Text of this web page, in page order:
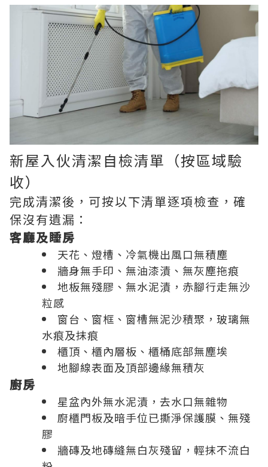
新屋入伙清潔自檢清單（按區域驗
收）
完成清潔後，可按以下清單逐項檢查，確
保沒有遺漏：
客廳及睡房
天花、燈槽、冷氣機出風口無積塵
牆身無手印、無油漆漬、無灰塵拖痕
地板無殘膠、無水泥漬，赤腳行走無沙
粒感
窗台、窗框、窗槽無泥沙積聚，玻璃無
水痕及抹痕
櫃頂、櫃內層板、櫃桶底部無塵埃
地腳線表面及頂部邊緣無積灰
廚房
星盆內外無水泥漬，去水口無雜物
廚櫃門板及暗手位已撕淨保護膜、無殘
膠
牆磚及地磚縫無白灰殘留，輕抹不流白